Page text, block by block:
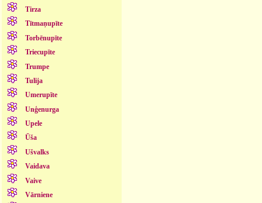
Tirza
Tītmaņupīte
Torbēnupīte
Triecupīte
Trumpe
Tulija
Umerupīte
Unģenurga
Upele
Ūša
Ušvalks
Vaidava
Vaive
Vārniene